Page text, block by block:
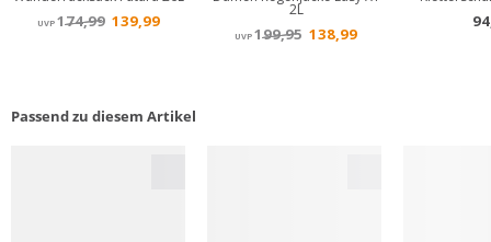
Passend zu diesem Artikel